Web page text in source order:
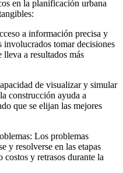
en la planificación urbana
a información precisa y
involucrados tomar decisiones
lleva a resultados más
de visualizar y simular
construcción ayuda a
que se elijan las mejores
Los problemas
y resolverse en las etapas
costos y retrasos durante la